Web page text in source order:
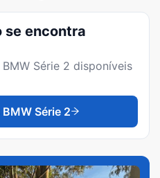
se encontra
BMW Série 2 disponíveis
BMW Série 2